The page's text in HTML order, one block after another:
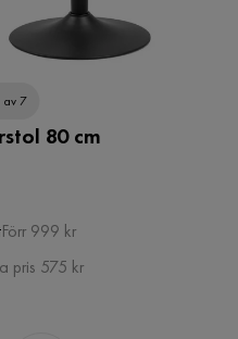
av 7
80 cm
Förr 999 kr
pris 575 kr